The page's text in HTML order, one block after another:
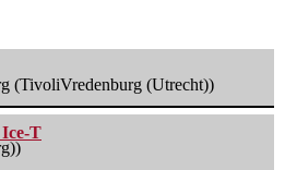
(TivoliVredenburg (Utrecht))
T